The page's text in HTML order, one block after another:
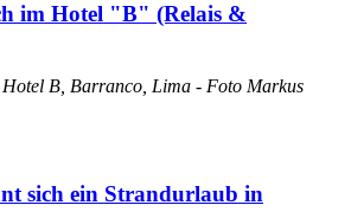
im Hotel "B" (Relais &
B, Barranco, Lima - Foto Markus
sich ein Strandurlaub in